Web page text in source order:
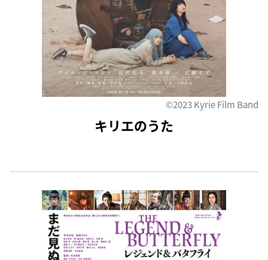
©2023 Kyrie Film Band
キリエのうた